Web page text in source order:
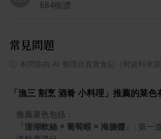
684個讚
常見問題
本問答由 AI 整理自真實食記（附資料來源
「漁三 割烹 酒肴 小料理」推薦的菜色
澎湖軟絲 × 葡萄蝦 × 海膽醬
: 第一